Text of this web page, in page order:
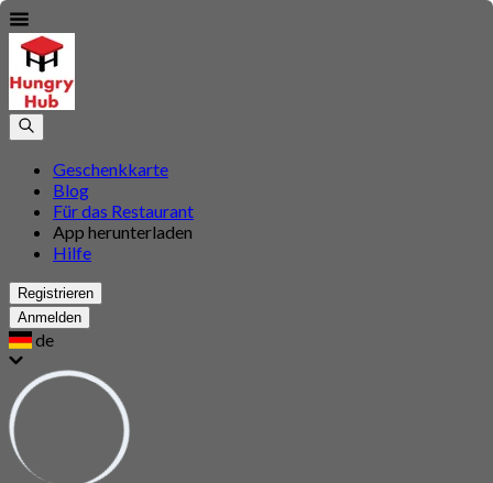
Geschenkkarte
Blog
Für das Restaurant
App herunterladen
Hilfe
Registrieren
Anmelden
de